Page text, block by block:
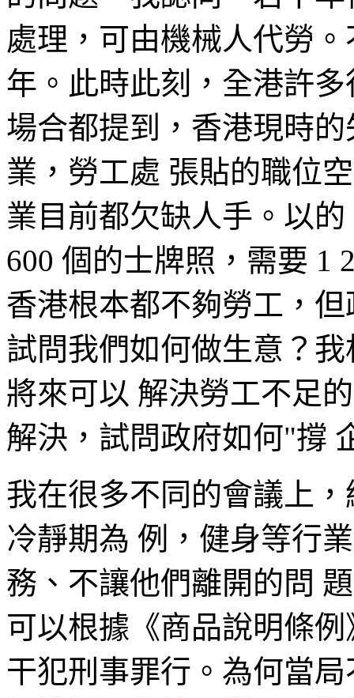
處理，可由機械人代勞
年。此時此刻，全港許
場合都提到，香港現時
業，勞工處 張貼的職位
業目前都欠缺人手。以
600 個的士牌照，需要 1
香港根本都不夠勞工，
試問我們如何做生意？
將來可以 解決勞工不足
解決，試問政府如何"撐
我在很多不同的會議上
冷靜期為 例，健身等行
務、不讓他們離開的問
可以根據《商品說明條
干犯刑事罪行。為何當